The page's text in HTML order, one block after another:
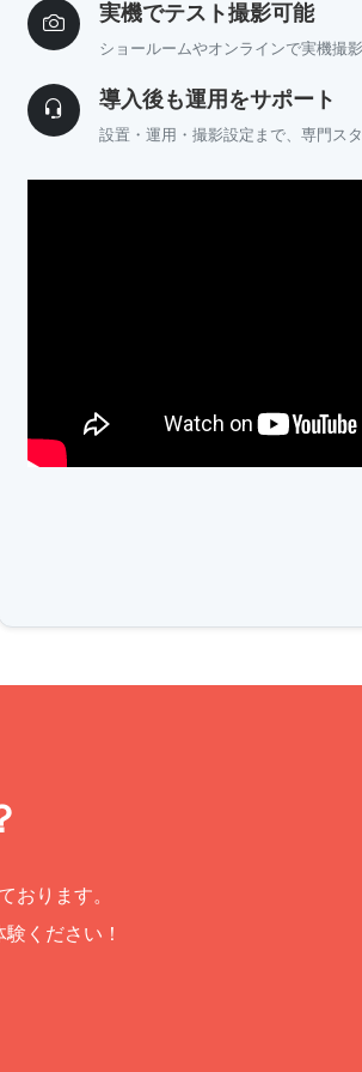
実機でテスト撮影可能
ショールームやオンラインで実機撮
導入後も運用をサポート
設置・運用・撮影設定まで、専門ス
おります。
ください！